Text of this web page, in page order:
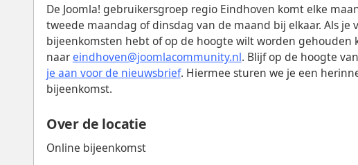
De Joomla! gebruikersgroep regio Eindhoven komt elke
tweede maandag of dinsdag van de maand bij elkaar. Als je
bijeenkomsten hebt of op de hoogte wilt worden gehouden
naareindhoven@joomlacommunity.nl. Blijf op de hoogte
je aan voor de nieuwsbrief. Hiermee sturen we je een
bijeenkomst.
Over de locatie
Online bijeenkomst